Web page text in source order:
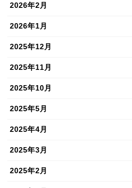
2026年2月
2026年1月
2025年12月
2025年11月
2025年10月
2025年5月
2025年4月
2025年3月
2025年2月